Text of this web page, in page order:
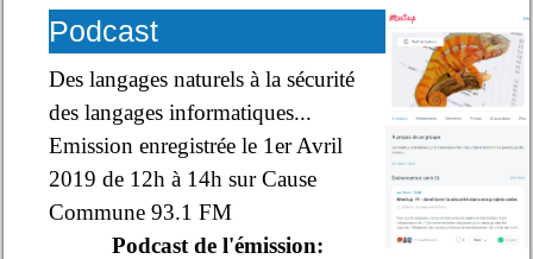
Podcast
Des langages naturels à la sécurité
des langages informatiques...
Emission enregistrée le 1er Avril
2019 de 12h à 14h sur Cause
Commune 93.1 FM
Podcast de l'émission: